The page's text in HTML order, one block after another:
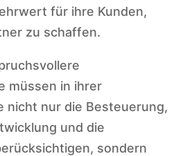
für ihre Kunden,
zu schaffen.
müssen in ihrer
nicht nur die Besteuerung,
und die
sondern